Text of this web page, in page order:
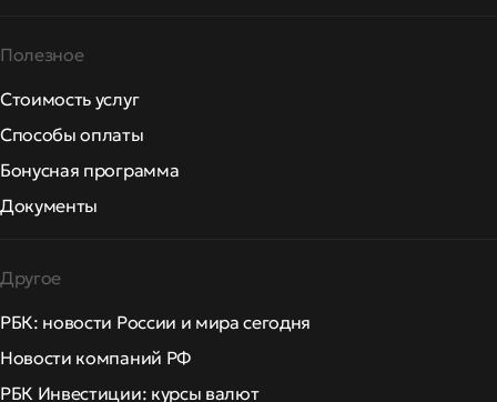
Полезное
Стоимость услуг
Способы оплаты
Бонусная программа
Документы
Другое
РБК: новости России и мира сегодня
Новости компаний РФ
РБК Инвестиции: курсы валют